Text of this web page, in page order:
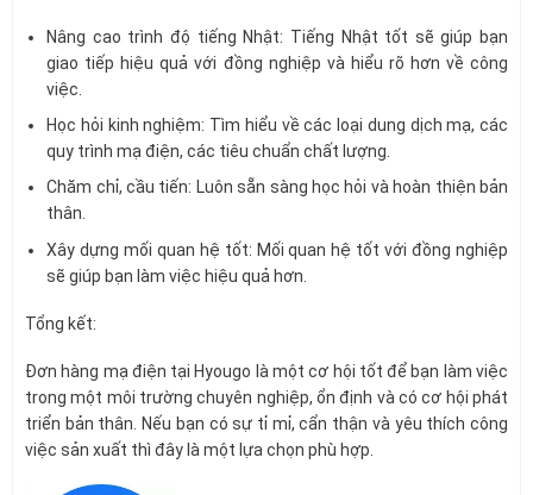
Nâng cao trình độ tiếng Nhật: Tiếng Nhật tốt sẽ giúp bạn
giao tiếp hiệu quả với đồng nghiệp và hiểu rõ hơn về công
việc.
Học hỏi kinh nghiệm: Tìm hiểu về các loại dung dịch mạ, các
quy trình mạ điện, các tiêu chuẩn chất lượng.
Chăm chỉ, cầu tiến: Luôn sẵn sàng học hỏi và hoàn thiện bản
thân.
Xây dựng mối quan hệ tốt: Mối quan hệ tốt với đồng nghiệp
sẽ giúp bạn làm việc hiệu quả hơn.
Tổng kết:
Đơn hàng mạ điện tại Hyougo là một cơ hội tốt để bạn làm việc
trong một môi trường chuyên nghiệp, ổn định và có cơ hội phát
triển bản thân. Nếu bạn có sự tỉ mỉ, cẩn thận và yêu thích công
việc sản xuất thì đây là một lựa chọn phù hợp.